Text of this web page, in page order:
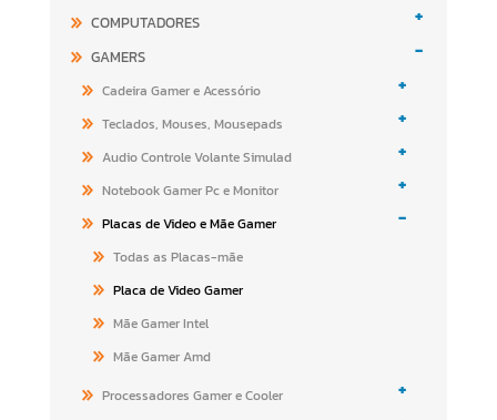
COMPUTADORES +
GAMERS -
Cadeira Gamer e Acessório +
Teclados, Mouses, Mousepads +
Audio Controle Volante Simulad +
Notebook Gamer Pc e Monitor +
Placas de Video e Mãe Gamer -
Todas as Placas-mãe
Placa de Video Gamer
Mãe Gamer Intel
Mãe Gamer Amd
Processadores Gamer e Cooler
+